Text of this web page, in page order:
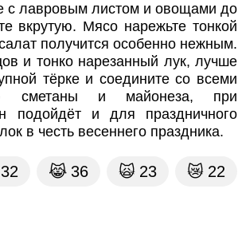
с лавровым листом и овощами до
вкрутую. Мясо нарежьте тонкой
получится особенно нежным.
и тонко нарезанный лук, лучше
тёрке и соедините со всеми
сметаны и майонеза, при
подойдёт и для праздничного
в честь весеннего праздника.
32 😹 36 🙀 23 😿 22